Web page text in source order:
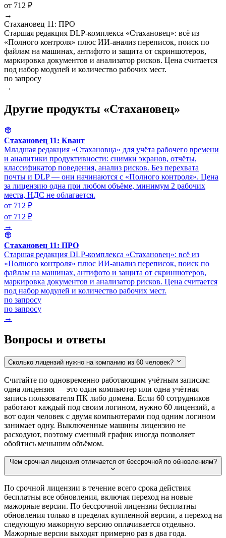
от 712 ₽
→
Стахановец 11: ПРО
Старшая редакция DLP-комплекса «Стахановец»: всё из
«Полного контроля» плюс ИИ-анализ переписок, поиск по
файлам на машинах, антифото и защита от скриншотеров,
маркировка документов и анализатор рисков. Цена считается
под набор модулей и количество рабочих мест.
по запросу
→
Другие продукты «Стахановец»
Стахановец 11: Квант
Младшая редакция «Стахановца» для учёта рабочего времени
и аналитики продуктивности: снимки экранов, отчёты,
классификатор поведения, анализ рисков. Без перехвата
почты и DLP — они начинаются с «Полного контроля». Цена
за лицензию одна при любом объёме, минимум 2 рабочих
места, НДС не облагается.
от 712 ₽
от 712 ₽
→
Стахановец 11: ПРО
Старшая редакция DLP-комплекса «Стахановец»: всё из
«Полного контроля» плюс ИИ-анализ переписок, поиск по
файлам на машинах, антифото и защита от скриншотеров,
маркировка документов и анализатор рисков. Цена считается
под набор модулей и количество рабочих мест.
по запросу
по запросу
→
Вопросы и ответы
Сколько лицензий нужно на компанию из 60 человек?
Считайте по одновременно работающим учётным записям:
одна лицензия — это один компьютер или одна учётная
запись пользователя ПК либо домена. Если 60 сотрудников
работают каждый под своим логином, нужно 60 лицензий, а
вот один человек с двумя компьютерами под одним логином
занимает одну. Выключенные машины лицензию не
расходуют, поэтому сменный график иногда позволяет
обойтись меньшим объёмом.
Чем срочная лицензия отличается от бессрочной по обновлениям?
По срочной лицензии в течение всего срока действия
бесплатны все обновления, включая переход на новые
мажорные версии. По бессрочной лицензии бесплатны
обновления только в пределах купленной версии, а переход на
следующую мажорную версию оплачивается отдельно.
Мажорные версии выходят примерно раз в два года.